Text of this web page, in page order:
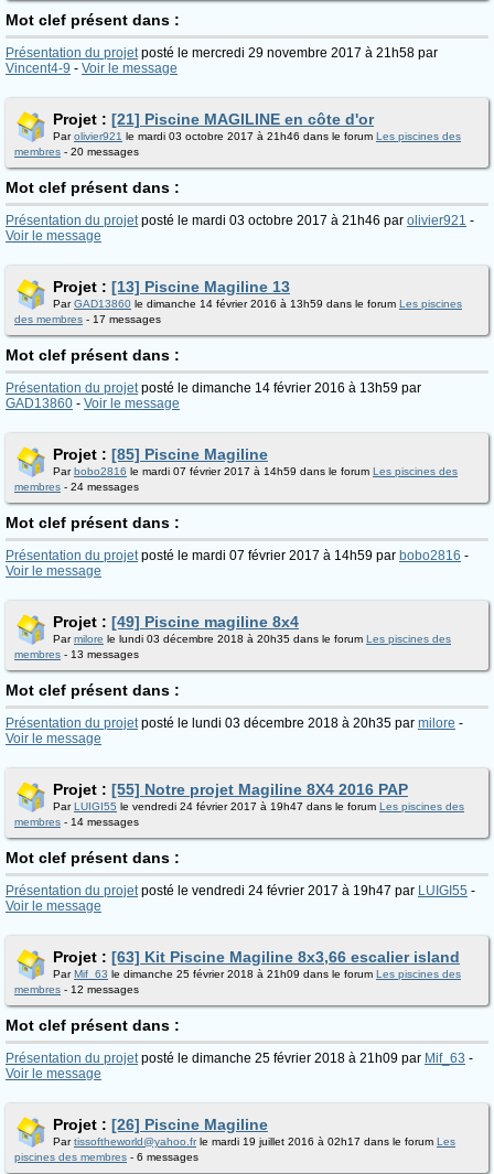
Mot clef présent dans :
Présentation du projetposté le mercredi 29 novembre 2017 à 21h58 par
Vincent4-9 - Voir le message
Projet : [21] Piscine MAGILINE en côte d'or
Parolivier921 le mardi 03 octobre 2017 à 21h46 dans le forum Les piscines des
membres - 20 messages
Mot clef présent dans :
Présentation du projetposté le mardi 03 octobre 2017 à 21h46 par olivier921 -
Voir le message
Projet : [13] Piscine Magiline 13
ParGAD13860 le dimanche 14 février 2016 à 13h59 dans le forum Les piscines
des membres - 17 messages
Mot clef présent dans :
Présentation du projetposté le dimanche 14 février 2016 à 13h59 par
GAD13860 - Voir le message
Projet : [85] Piscine Magiline
Parbobo2816 le mardi 07 février 2017 à 14h59 dans le forum Les piscines des
membres - 24 messages
Mot clef présent dans :
Présentation du projetposté le mardi 07 février 2017 à 14h59 par bobo2816 -
Voir le message
Projet : [49] Piscine magiline 8x4
Parmilore le lundi 03 décembre 2018 à 20h35 dans le forum Les piscines des
membres - 13 messages
Mot clef présent dans :
Présentation du projetposté le lundi 03 décembre 2018 à 20h35 par milore -
Voir le message
Projet : [55] Notre projet Magiline 8X4 2016 PAP
ParLUIGI55 le vendredi 24 février 2017 à 19h47 dans le forum Les piscines des
membres - 14 messages
Mot clef présent dans :
Présentation du projetposté le vendredi 24 février 2017 à 19h47 par LUIGI55 -
Voir le message
Projet : [63] Kit Piscine Magiline 8x3,66 escalier island
ParMif_63 le dimanche 25 février 2018 à 21h09 dans le forum Les piscines des
membres - 12 messages
Mot clef présent dans :
Présentation du projetposté le dimanche 25 février 2018 à 21h09 par Mif_63 -
Voir le message
Projet : [26] Piscine Magiline
Partissoftheworld@yahoo.frle mardi 19 juillet 2016 à 02h17 dans le forum Les
piscines des membres - 6 messages